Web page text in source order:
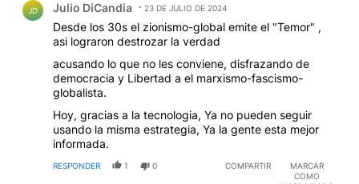
JD Julio DiCandia 23 DE JULIO DE 2024
Desde los 30s el zionismo-global emite el "Temor" ,
asi lograron destrozar la verdad
acusando lo que no les conviene, disfrazando de
democracia y Libertad a el marxismo-fascismo-
globalista.
Hoy, gracias a la tecnologia, Ya no pueden seguir
usando la misma estrategia, Ya la gente esta mejor
informada.
RESPONDER 1 0 COMPARTIR
MARCAR
COMO